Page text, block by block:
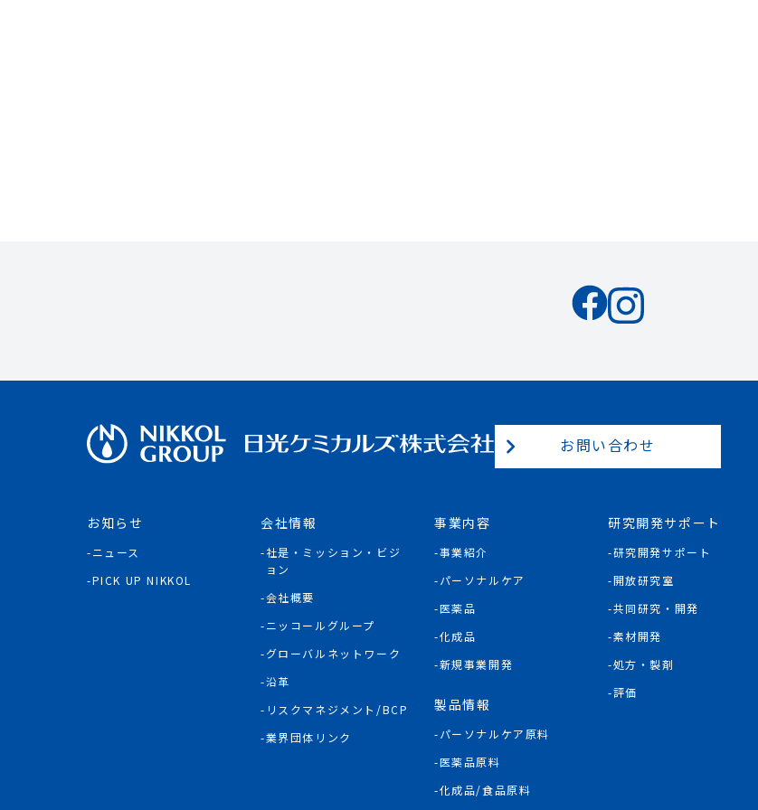
お問い合わせ
お知らせ
ニュース
PICK UP NIKKOL
会社情報
社是・ミッション・ビジ
ョン
会社概要
ニッコールグループ
グローバルネットワーク
沿革
リスクマネジメント/BCP
業界団体リンク
事業内容
事業紹介
パーソナルケア
医薬品
化成品
新規事業開発
製品情報
パーソナルケア原料
医薬品原料
化成品/食品原料
研究開発サポート
研究開発サポート
開放研究室
共同研究・開発
素材開発
処方・製剤
評価